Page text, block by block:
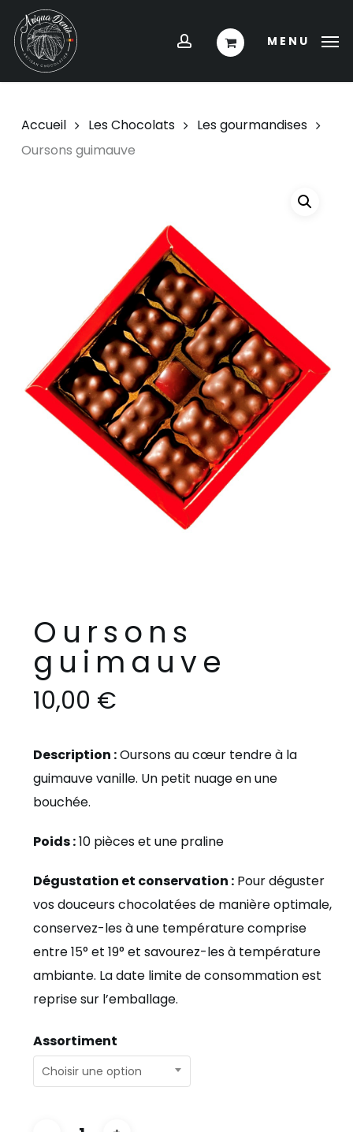
main
content
account MENU
Accueil Les Chocolats
Les gourmandises
Oursons guimauve
Oursons
guimauve
10,00 €
Description :Oursons au cœur tendre à la
guimauve vanille. Un petit nuage en une
bouchée.
Poids :10 pièces et une praline
Dégustation et conservation :Pour déguster
vos douceurs chocolatées de manière optimale,
conservez-les à une température comprise
entre 15° et 19° et savourez-les à température
ambiante. La date limite de consommation est
reprise sur l’emballage.
Assortiment
Choisir une option